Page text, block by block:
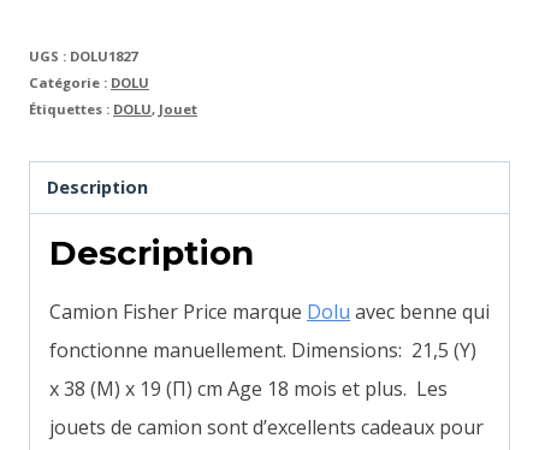
UGS : DOLU1827
Catégorie : DOLU
Étiquettes : DOLU, Jouet
Description
Description
Camion Fisher Price marque Dolu avec benne qui
fonctionne manuellement. Dimensions: 21,5 (Υ)
x 38 (Μ) x 19 (Π) cm Age 18 mois et plus. Les
jouets de camion sont d’excellents cadeaux pour